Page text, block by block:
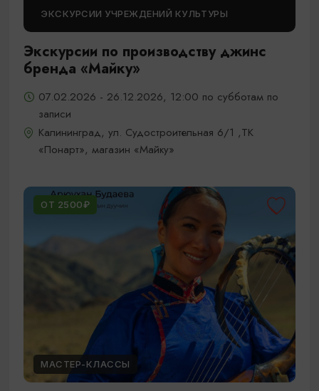
ЭКСКУРСИИ УЧРЕЖДЕНИЙ КУЛЬТУРЫ
Экскурсии по производству джинс
бренда «Майку»
07.02.2026 - 26.12.2026, 12:00 по субботам по
записи
Калининград, ул. Судостроительная 6/1 ,ТК
«Понарт», магазин «Майку»
ОТ 2500₽
МАСТЕР-КЛАССЫ